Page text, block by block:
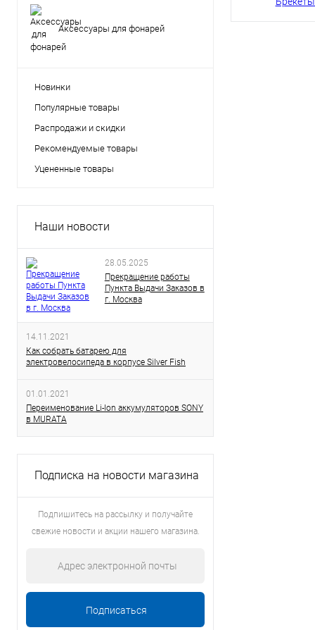
Аксессуары для фонарей
Новинки
Популярные товары
Распродажи и скидки
Рекомендуемые товары
Уцененные товары
Наши новости
28.05.2025
Прекращение работы
Пункта Выдачи Заказов в
г. Москва
14.11.2021
Как собрать батарею для
электровелосипеда в корпусе Silver Fish
01.01.2021
Переименование Li-Ion аккумуляторов SONY
в MURATA
Подписка на новости магазина
Подпишитесь на рассылку и получайте
свежие новости и акции нашего магазина.